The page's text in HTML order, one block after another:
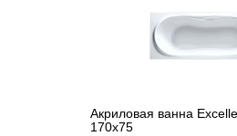
Акриловая ванна
170х75